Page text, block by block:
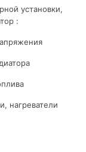
установки,
:
нагреватели